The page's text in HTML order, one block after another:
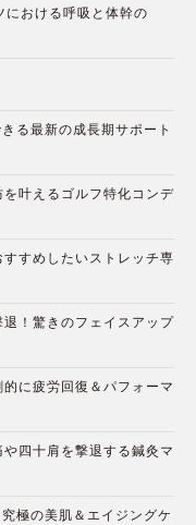
における呼吸と体幹の
る最新の成長期サポート
を叶えるゴルフ特化コンデ
すめしたいストレッチ専
！驚きのフェイスアップ
に疲労回復＆パフォーマ
四十肩を撃退する鍼灸マ
極の美肌＆エイジングケ